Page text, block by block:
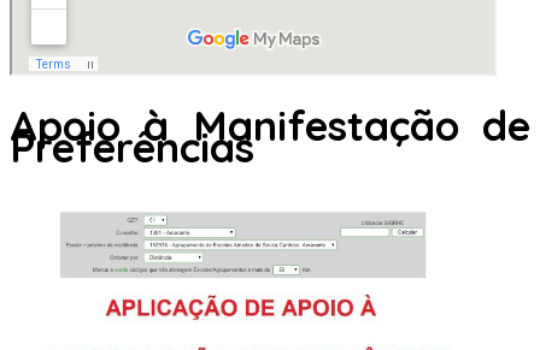
Apoio à Manifestação de
Preferências